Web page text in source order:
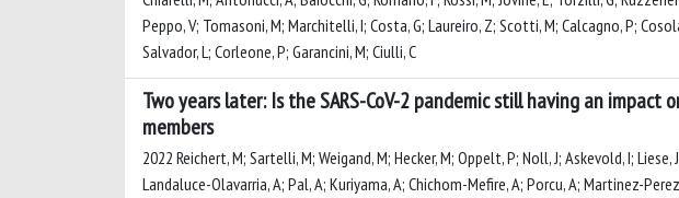
Peppo, V; Tomasoni, M; Marchitelli, I; Costa, G; Laureiro, Z; Scotti, M; Calcagno, P;
Salvador, L; Corleone, P; Garancini, M; Ciulli, C
Two years later: Is the SARS-CoV-2 pandemic still having an impact
members
2022 Reichert, M; Sartelli, M; Weigand, M; Hecker, M; Oppelt, P; Noll, J; Askevold, I;
Landaluce-Olavarria, A; Pal, A; Kuriyama, A; Chichom-Mefire, A; Porcu, A; Martinez-